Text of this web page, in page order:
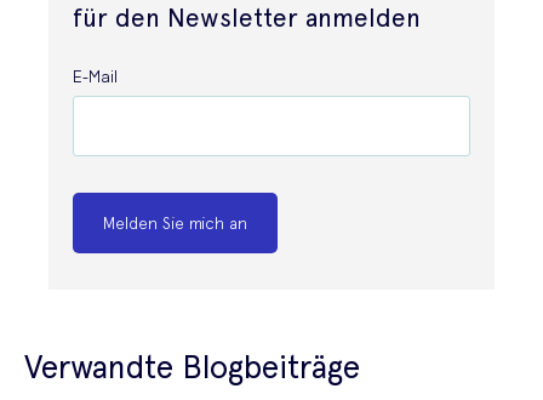
für den Newsletter anmelden
E-Mail
Melden Sie mich an
Verwandte Blogbeiträge